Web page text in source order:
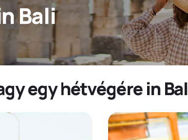
Bali
egy hétvégére in